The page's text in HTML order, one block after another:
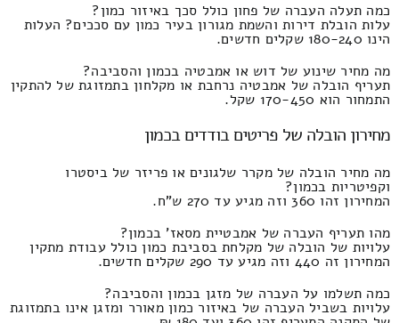
כמה תעלה העברה של פחון כולל סכך באיזור כמון?
עלות הובלת דירות והשמת מגורון בעיר כמון עם סככים? העלות
הינו 180-240 שקלים חדשים.
מה מחיר שינוע של דוש או אמבטיה בכמון והסביבה?
תעריף הובלה של אמבטיה נרחבת או מקלחון בתמזוגת של להתקין
התמחור הוא 170-450 שקל.
מחירון הובלה של פריטים בודדים בכמון
מה מחיר הובלה של מקרר שלגונים או פריזר של ביסטרו
וקפיטריות בכמון?
המחירון זהו 360 וזה מגיע עד 270 ש"ח.
מהו תעריף העברה של אמבטיית מסאז' בכמון?
עלויות של הובלה של מקלחת בסביבת כמון כולל עבודת מתקין
המחירון זה 440 וזה מגיע עד 290 שקלים חדשים.
כמה תשלמו על העברה של מזגן בכמון והסביבה?
עלויות בשביל העברה של באיזור כמון מאורר ומזגן אינו בתמזוגת